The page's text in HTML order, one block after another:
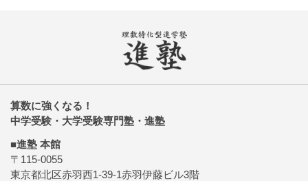
算数に強くなる！
中学受験・大学受験専門塾・進塾
■進塾 本館
〒115-0055
東京都北区赤羽西1-39-1赤羽伊藤ビル3階